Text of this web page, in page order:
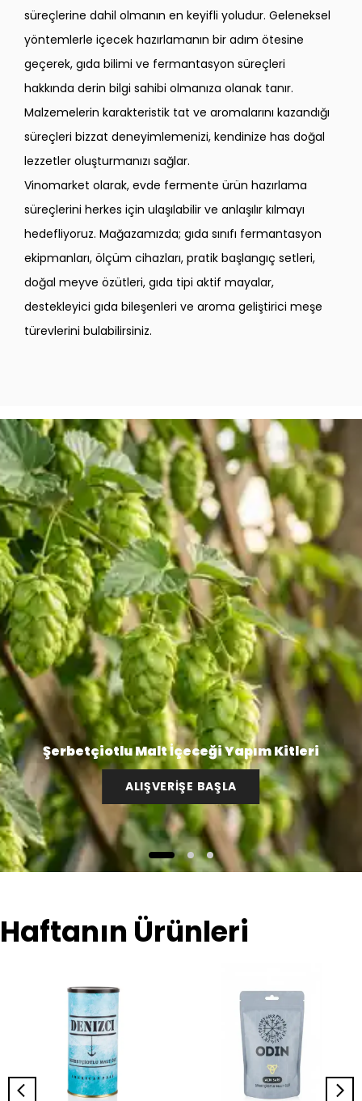
süreçlerine dahil olmanın en keyifli yoludur. Geleneksel
yöntemlerle içecek hazırlamanın bir adım ötesine
geçerek, gıda bilimi ve fermantasyon süreçleri
hakkında derin bilgi sahibi olmanıza olanak tanır.
Malzemelerin karakteristik tat ve aromalarını kazandığı
süreçleri bizzat deneyimlemenizi, kendinize has doğal
lezzetler oluşturmanızı sağlar.
​Vinomarket olarak, evde fermente ürün hazırlama
süreçlerini herkes için ulaşılabilir ve anlaşılır kılmayı
hedefliyoruz. Mağazamızda; gıda sınıfı fermantasyon
ekipmanları, ölçüm cihazları, pratik başlangıç setleri,
doğal meyve özütleri, gıda tipi aktif mayalar,
destekleyici gıda bileşenleri ve aroma geliştirici meşe
türevlerini bulabilirsiniz.
Şerbetçiotlu Malt İçeceği Yapım Kitleri
ALIŞVERİŞE BAŞLA
Haftanın Ürünleri